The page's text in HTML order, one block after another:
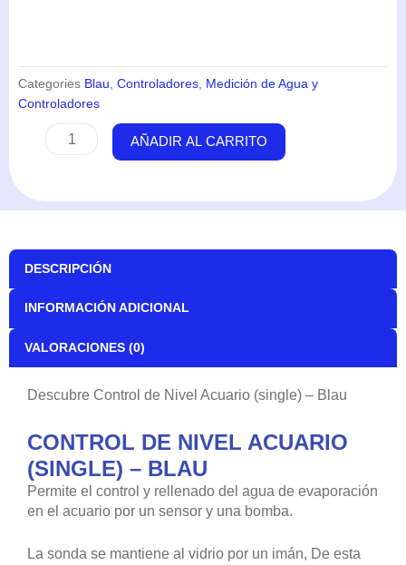
Categories Blau Controladores Medición de Agua y
Controladores
Control
(single)
Blau
cantidad
AÑADIR AL CARRITO
DESCRIPCIÓN
INFORMACIÓN ADICIONAL
VALORACIONES (0)
Descubre Control de Nivel Acuario (single) – Blau
CONTROL DE NIVEL ACUARIO
(SINGLE) – BLAU
Permite el control y rellenado del agua de evaporación
en el acuario por un sensor y una bomba.
La sonda se mantiene al vidrio por un imán, De esta